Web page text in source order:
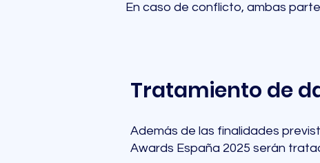
En caso de conflicto, ambas
Tratamiento de
Además de las finalidades
Awards España 2025 serán